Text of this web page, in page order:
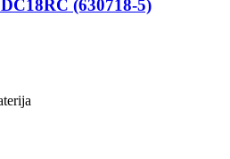
(630718-5)